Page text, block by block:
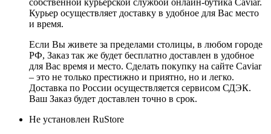
собственной курьерской службой онлайн-бутика Caviar.
Курьер осуществляет доставку в удобное для Вас место
и время.
Если Вы живете за пределами столицы, в любом городе
РФ, Заказ так же будет бесплатно доставлен в удобное
для Вас время и место. Сделать покупку на сайте Caviar
– это не только престижно и приятно, но и легко.
Доставка по России осуществляется сервисом СДЭК.
Ваш Заказ будет доставлен точно в срок.
Не установлен RuStore